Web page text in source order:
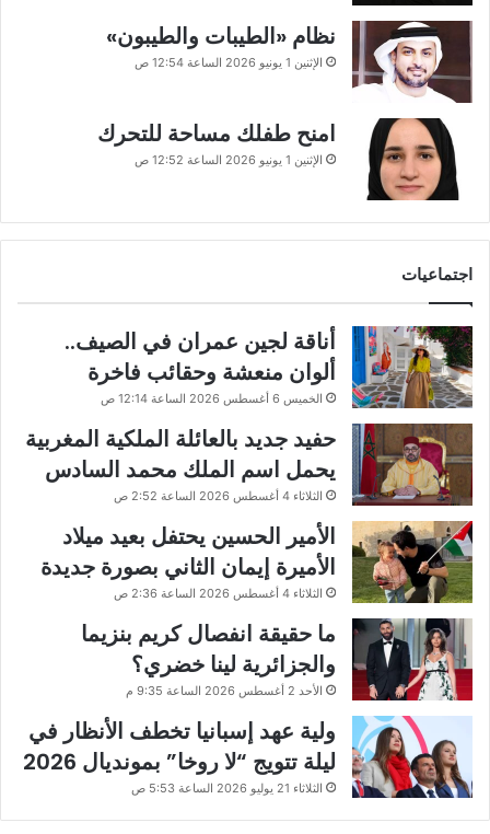
نظام «الطيبات والطيبون»
الإثنين 1 يونيو 2026 الساعة 12:54 ص
امنح طفلك مساحة للتحرك
الإثنين 1 يونيو 2026 الساعة 12:52 ص
اجتماعيات
أناقة لجين عمران في الصيف..
ألوان منعشة وحقائب فاخرة
الخميس 6 أغسطس 2026 الساعة 12:14 ص
حفيد جديد بالعائلة الملكية المغربية
يحمل اسم الملك محمد السادس
الثلاثاء 4 أغسطس 2026 الساعة 2:52 ص
الأمير الحسين يحتفل بعيد ميلاد
الأميرة إيمان الثاني بصورة جديدة
الثلاثاء 4 أغسطس 2026 الساعة 2:36 ص
ما حقيقة انفصال كريم بنزيما
والجزائرية لينا خضري؟
الأحد 2 أغسطس 2026 الساعة 9:35 م
ولية عهد إسبانيا تخطف الأنظار في
ليلة تتويج “لا روخا” بمونديال 2026
الثلاثاء 21 يوليو 2026 الساعة 5:53 ص